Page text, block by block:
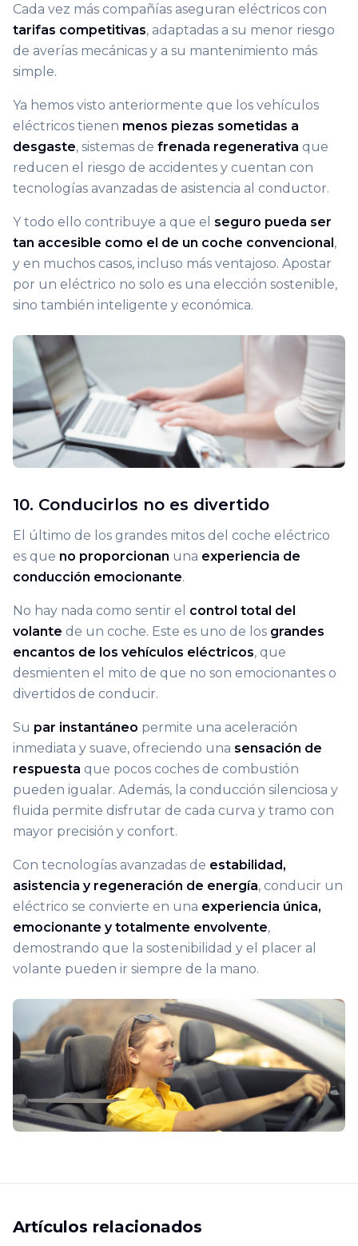
Cada vez más compañías aseguran eléctricos con
tarifas competitivas, adaptadas a su menor riesgo
de averías mecánicas y a su mantenimiento más
simple.
Ya hemos visto anteriormente que los vehículos
eléctricos tienen menos piezas sometidas a
desgaste, sistemas de frenada regenerativa que
reducen el riesgo de accidentes y cuentan con
tecnologías avanzadas de asistencia al conductor.
Y todo ello contribuye a que el seguro pueda ser
tan accesible como el de un coche convencional,
y en muchos casos, incluso más ventajoso. Apostar
por un eléctrico no solo es una elección sostenible,
sino también inteligente y económica.
10. Conducirlos no es divertido
El último de los grandes mitos del coche eléctrico
es que no proporcionan una experiencia de
conducción emocionante.
No hay nada como sentir el control total del
volante de un coche. Este es uno de los grandes
encantos de los vehículos eléctricos, que
desmienten el mito de que no son emocionantes o
divertidos de conducir.
Su par instantáneo permite una aceleración
inmediata y suave, ofreciendo una sensación de
respuesta que pocos coches de combustión
pueden igualar. Además, la conducción silenciosa y
fluida permite disfrutar de cada curva y tramo con
mayor precisión y confort.
Con tecnologías avanzadas de estabilidad,
asistencia y regeneración de energía, conducir un
eléctrico se convierte en una experiencia única,
emocionante y totalmente envolvente,
demostrando que la sostenibilidad y el placer al
volante pueden ir siempre de la mano.
Artículos relacionados